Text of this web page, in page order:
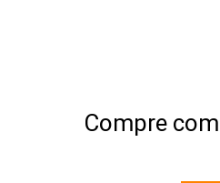
Compre com